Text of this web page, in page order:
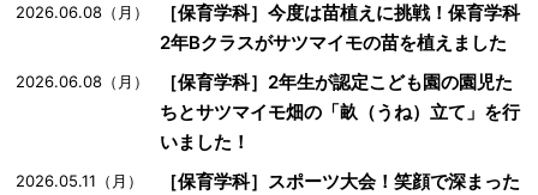
2026.06.08（月）
［保育学科］今度は苗植えに挑戦！保育学科
2年Bクラスがサツマイモの苗を植えました
2026.06.08（月）
［保育学科］2年生が認定こども園の園児た
ちとサツマイモ畑の「畝（うね）立て」を行
いました！
2026.05.11（月）
［保育学科］スポーツ大会！笑顔で深まった